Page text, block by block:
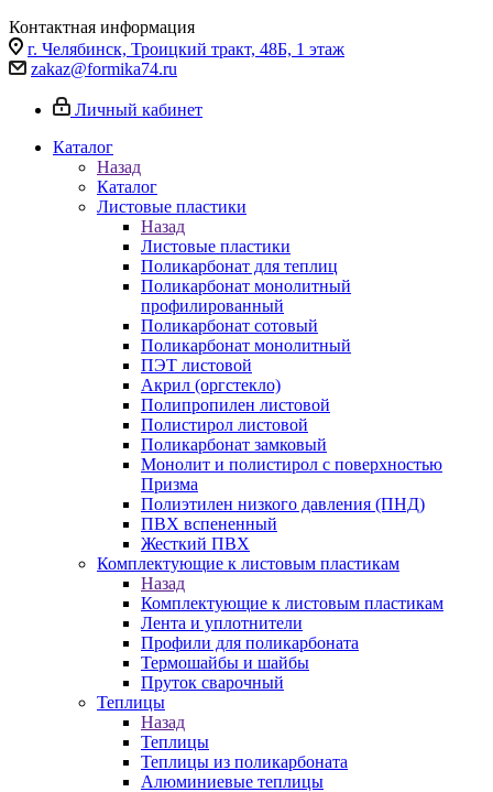
Контактная информация
г. Челябинск, Троицкий тракт, 48Б, 1 этаж
zakaz@formika74.ru
Личный кабинет
Каталог
Назад
Каталог
Листовые пластики
Назад
Листовые пластики
Поликарбонат для теплиц
Поликарбонат монолитный
профилированный
Поликарбонат сотовый
Поликарбонат монолитный
ПЭТ листовой
Акрил (оргстекло)
Полипропилен листовой
Полистирол листовой
Поликарбонат замковый
Монолит и полистирол с поверхностью
Призма
Полиэтилен низкого давления (ПНД)
ПВХ вспененный
Жесткий ПВХ
Комплектующие к листовым пластикам
Назад
Комплектующие к листовым пластикам
Лента и уплотнители
Профили для поликарбоната
Термошайбы и шайбы
Пруток сварочный
Теплицы
Назад
Теплицы
Теплицы из поликарбоната
Алюминиевые теплицы